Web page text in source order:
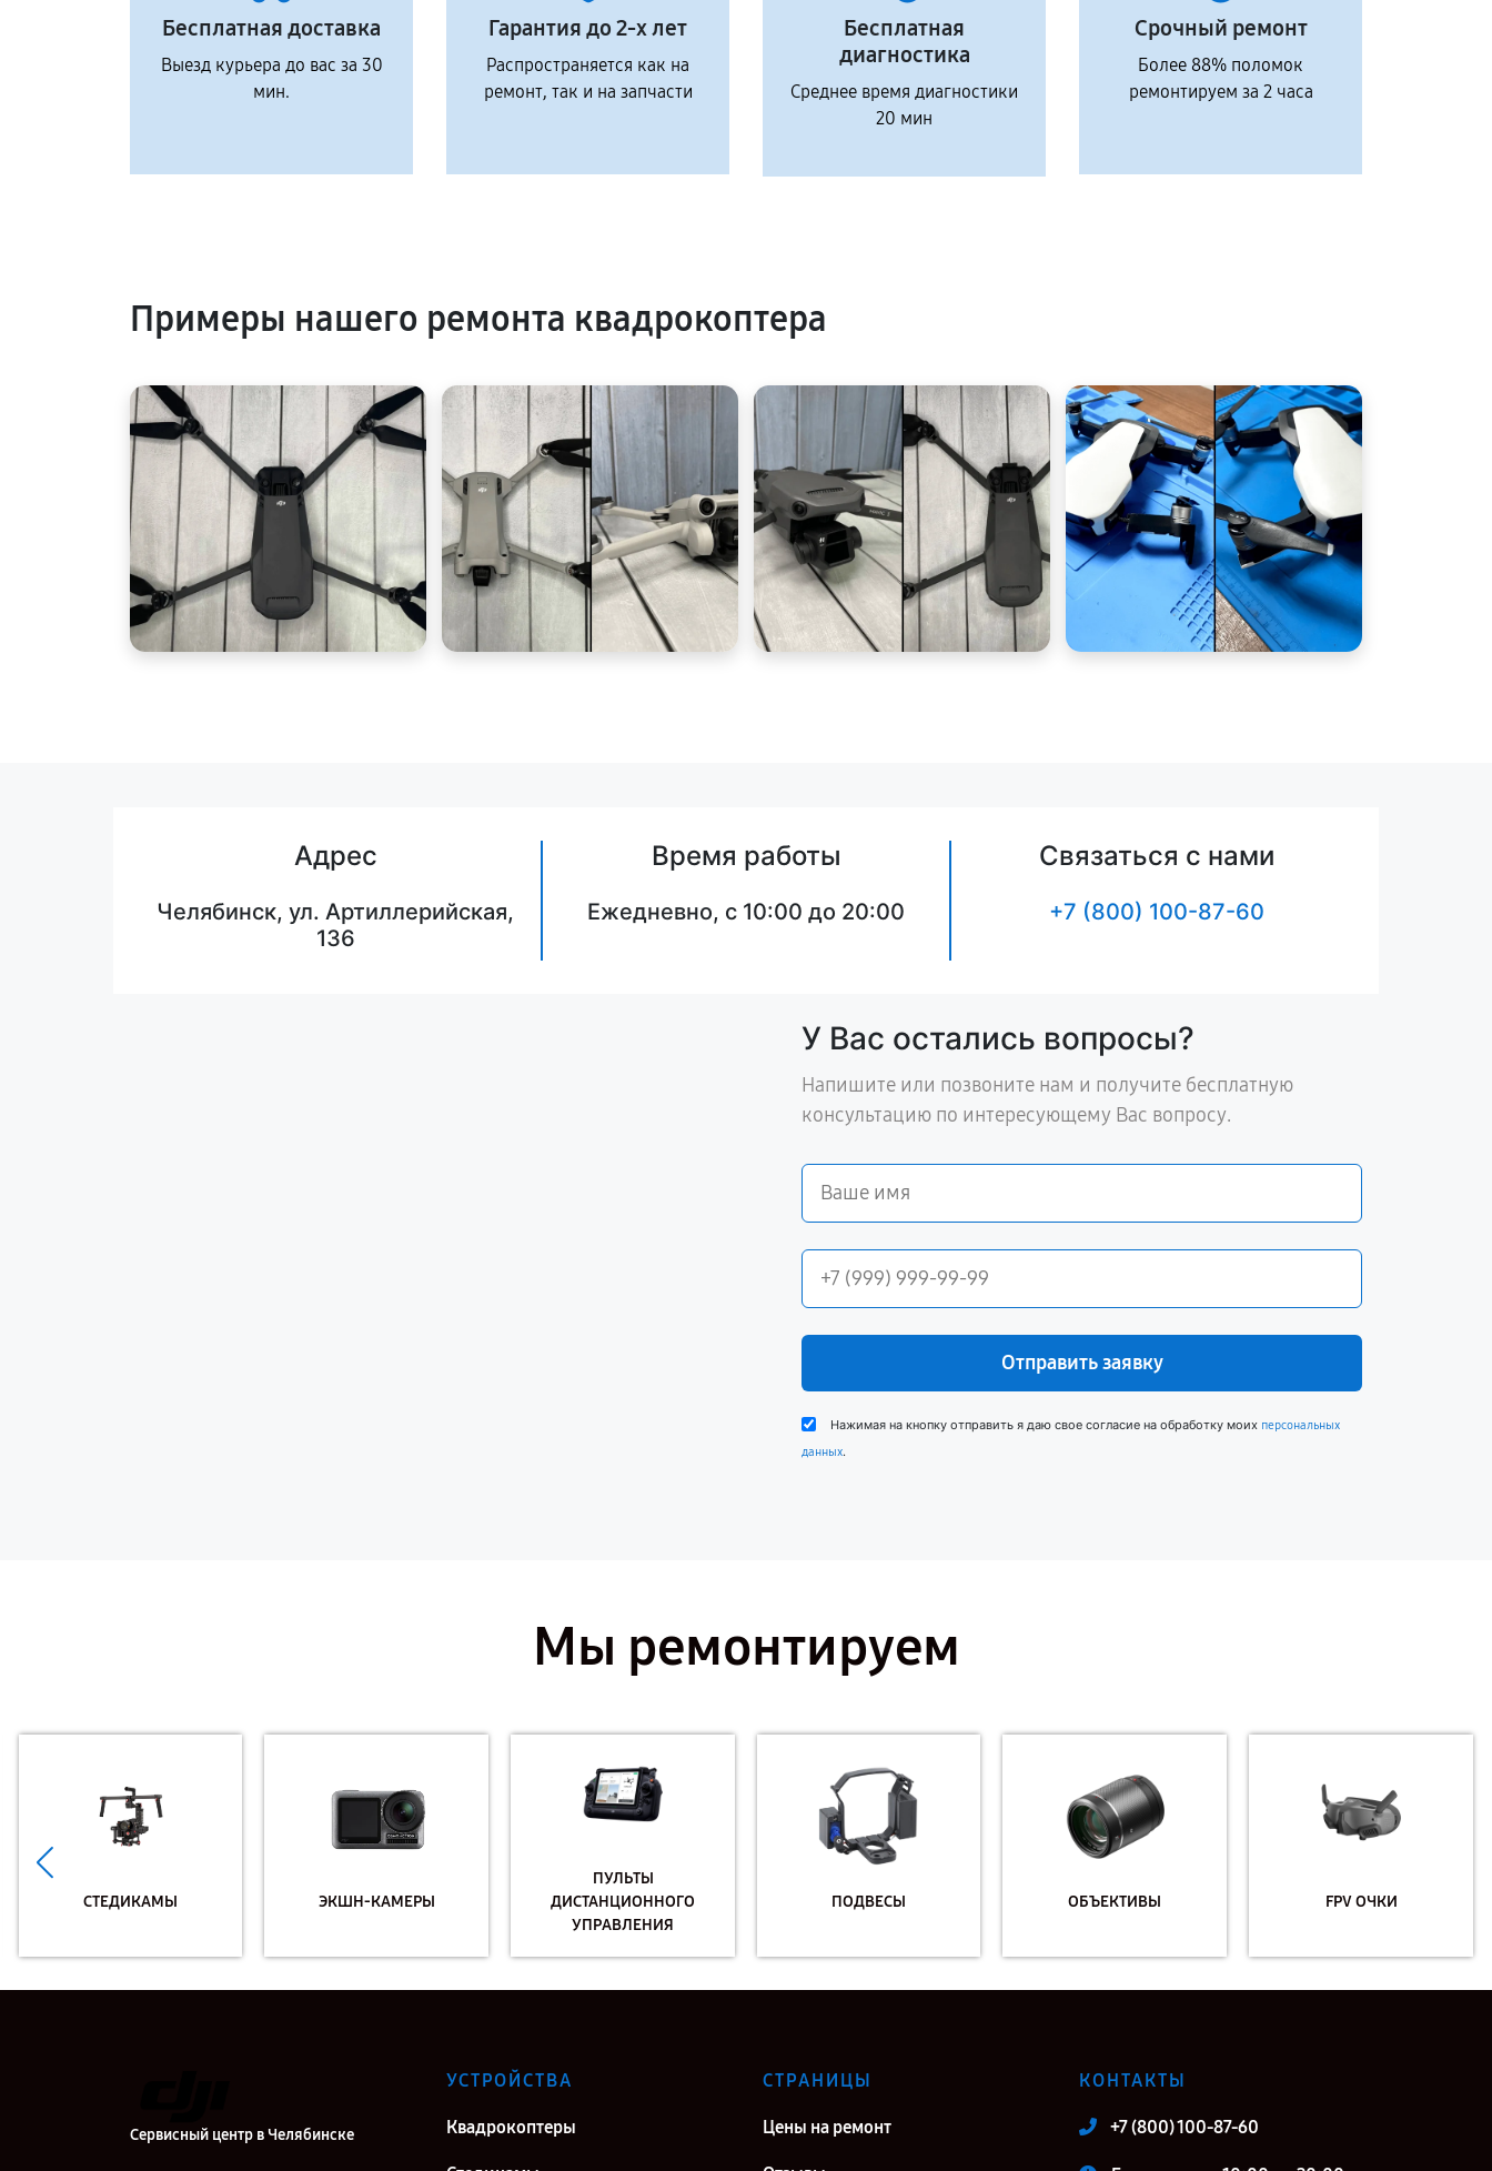
Бесплатная доставка
Выезд курьера до вас за 30
мин.
Гарантия до 2-х лет
Распространяется как на
ремонт, так и на запчасти
Бесплатная
диагностика
Среднее время диагностики
20 мин
Срочный ремонт
Более 88% поломок
ремонтируем за 2 часа
Примеры нашего ремонта квадрокоптера
Адрес
Челябинск, ул. Артиллерийская,
136
Время работы
Ежедневно, с 10:00 до 20:00
Связаться с нами
+7 (800) 100-87-60
У Вас остались вопросы?
Напишите или позвоните нам и получите бесплатную
консультацию по интересующему Вас вопросу.
Отправить заявку
Нажимая на кнопку отправить я даю свое согласие на обработку моих персональных
данных.
Мы ремонтируем
СТЕДИКАМЫ ЭКШН-КАМЕРЫ
ПУЛЬТЫ
ДИСТАНЦИОННОГО
УПРАВЛЕНИЯ
ПОДВЕСЫ ОБЪЕКТИВЫ FPV ОЧКИ
Сервисный центр в Челябинске
УСТРОЙСТВА
Квадрокоптеры
СТРАНИЦЫ
Цены на ремонт
КОНТАКТЫ
+7 (800) 100-87-60